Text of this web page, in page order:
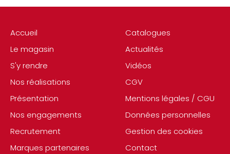
Accueil
Le magasin
S'y rendre
Nos réalisations
Présentation
Nos engagements
Recrutement
Marques partenaires
Catalogues
Actualités
Vidéos
CGV
Mentions légales / CGU
Données personnelles
Gestion des cookies
Contact